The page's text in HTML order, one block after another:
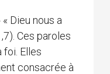
Dieu nous a
Ces paroles
foi. Elles
consacrée à